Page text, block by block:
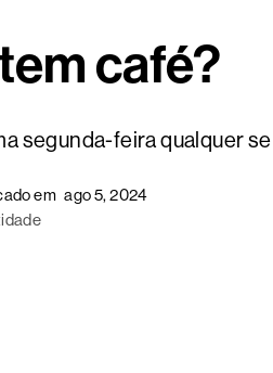
café?
segunda-feira qualquer
em ago 5, 2024